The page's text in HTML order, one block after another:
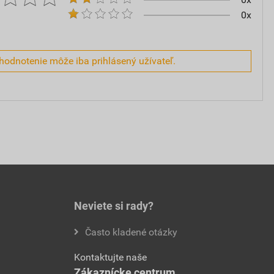
0x
môže iba prihlásený užívateľ.
Neviete si rady?
Často kladené otázky
Kontaktujte naše